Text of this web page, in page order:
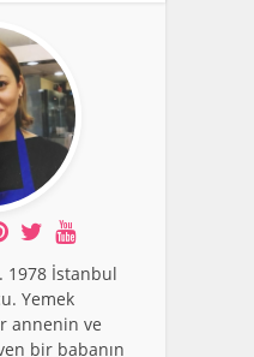
1978 İstanbul
Yemek
annenin ve
bir babanın